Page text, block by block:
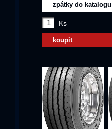
zpátky do katalogu
Ks
koupit